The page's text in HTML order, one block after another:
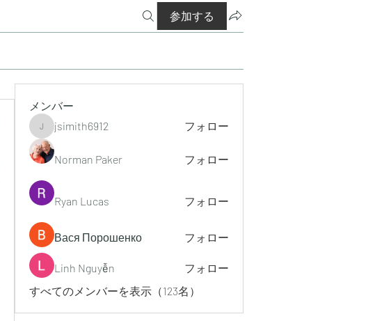
参加する
メンバー
jsimith6912
jsimith6912 フォロー
Norman Paker フォロー
Ryan Lucas フォロー
Вася Порошенко フォロー
Linh Nguyễn
フォロー
すべてのメンバーを表示（123名）